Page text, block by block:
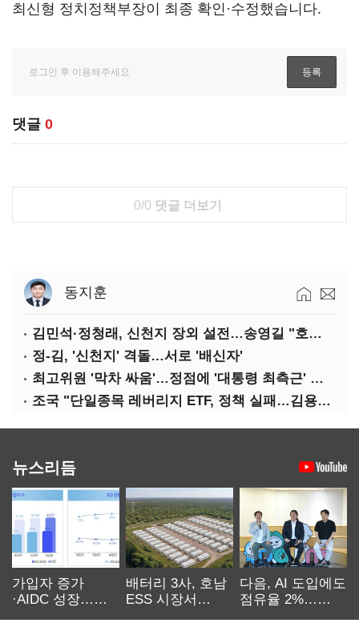
최신형 정치정책부장이 최종 확인·수정했습니다.
댓글 0
0/0 댓글 더보기
동지훈
김민석·정청래, 신천지 장외 설전…송영길 "호남 계몽 규탄"
정-김, '신천지' 격돌…서로 '배신자'
최고위원 '막차 싸움'…정점에 '대통령 최측근' 김용
조국 "단일종목 레버리지 ETF, 정책 실패…김용범 책임 물어야"
뉴스리듬
가입자 증가
·AIDC 성장…
배터리 3사, 호남
ESS 시장서
다음, AI 도입에도
점유율 2%…